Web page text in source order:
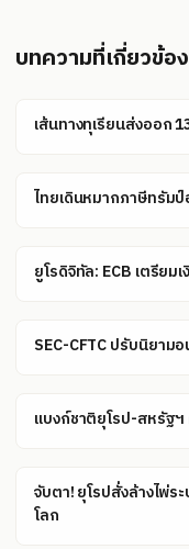
บทความที่เกี่ยวข้อง
เส้นทางทุเรียนส่งออก
ไทยเดินหมากภาษีทรัมป์
ยูโรดิจิทัล: ECB เตรีย
SEC-CFTC ปรับนิยา
แบงก์ชาติยุโรป-สหรัฐฯ
จับตา! ยุโรปสั่งล้างไพ่ร
โลก